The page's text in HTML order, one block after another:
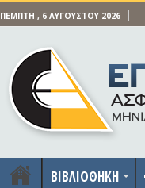
ΠΈΜΠΤΗ , 6 ΑΥΓΟΎΣΤΟΥ 2026
ΒΙΒΛΙΟΘΗΚΗ